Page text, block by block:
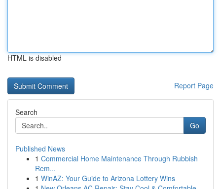
HTML is disabled
Report Page
Search
Go
Published News
1 Commercial Home Maintenance Through Rubbish
Rem...
1 WinAZ: Your Guide to Arizona Lottery Wins